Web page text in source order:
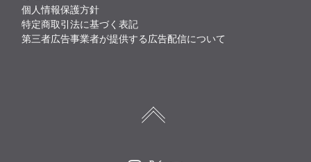
個人情報保護方針
特定商取引法に基づく表記
第三者広告事業者が提供する広告配信について